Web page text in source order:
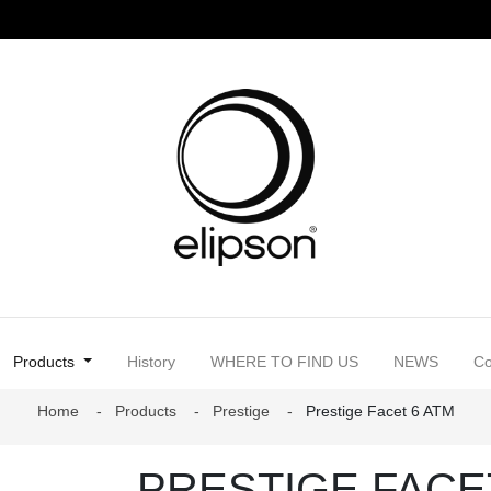
Products (current)History WHERE TO FIND US NEWS
Home Products Prestige Prestige Facet 6 ATM